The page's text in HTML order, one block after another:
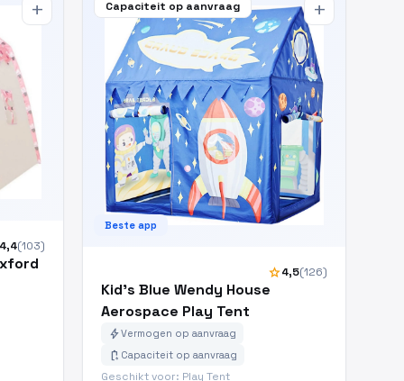
add
4,4(103)
Capaciteit op aanvraag
Beste app
add
star4,5(126)
Kid's Blue Wendy House
Aerospace Play Tent
boltVermogen op aanvraag
battery_charging_full Capaciteit op aanvraag
Geschikt voor: Play Tent